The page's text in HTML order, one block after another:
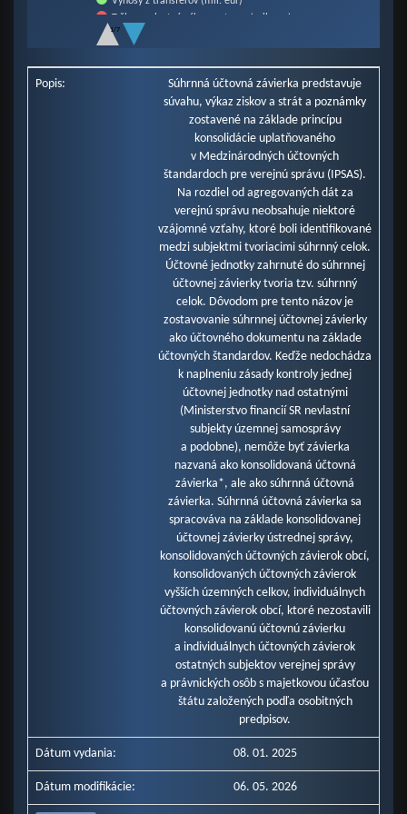
Tržby za vlastné výkony a tovar (mil. eur)
Finančné výnosy (mil. eur)
Ostatné výnosy z prevádzkovej činnosti (mil. eur)
Náklady na transfery (mil. eur)
Spotrebované nákupy a služby (mil. eur)
Osobné náklady (mil. eur)
Odpisy, rezervy a opravné položky (mil. eur)
Ostatné náklady na prevádzkovú činnosť (mil. eur)
Finančné náklady (mil. eur)
Dane a poplatky (mil. eur)
1/7
Popis:
Súhrnná účtovná závierka predstavuje
súvahu, výkaz ziskov a strát a poznámky
zostavené na základe princípu
konsolidácie uplatňovaného
v Medzinárodných účtovných
štandardoch pre verejnú správu (IPSAS).
Na rozdiel od agregovaných dát za
verejnú správu neobsahuje niektoré
vzájomné vzťahy, ktoré boli identifikované
medzi subjektmi tvoriacimi súhrnný celok.
Účtovné jednotky zahrnuté do súhrnnej
účtovnej závierky tvoria tzv. súhrnný
celok. Dôvodom pre tento názov je
zostavovanie súhrnnej účtovnej závierky
ako účtovného dokumentu na základe
účtovných štandardov. Keďže nedochádza
k naplneniu zásady kontroly jednej
účtovnej jednotky nad ostatnými
(Ministerstvo financií SR nevlastní
subjekty územnej samosprávy
a podobne), nemôže byť závierka
nazvaná ako konsolidovaná účtovná
závierka*, ale ako súhrnná účtovná
závierka. Súhrnná účtovná závierka sa
spracováva na základe konsolidovanej
účtovnej závierky ústrednej správy,
konsolidovaných účtovných závierok obcí,
konsolidovaných účtovných závierok
vyšších územných celkov, individuálnych
účtovných závierok obcí, ktoré nezostavili
konsolidovanú účtovnú závierku
a individuálnych účtovných závierok
ostatných subjektov verejnej správy
a právnických osôb s majetkovou účasťou
štátu založených podľa osobitných
predpisov.
Dátum vydania: 08. 01. 2025
Dátum modifikácie: 06. 05. 2026